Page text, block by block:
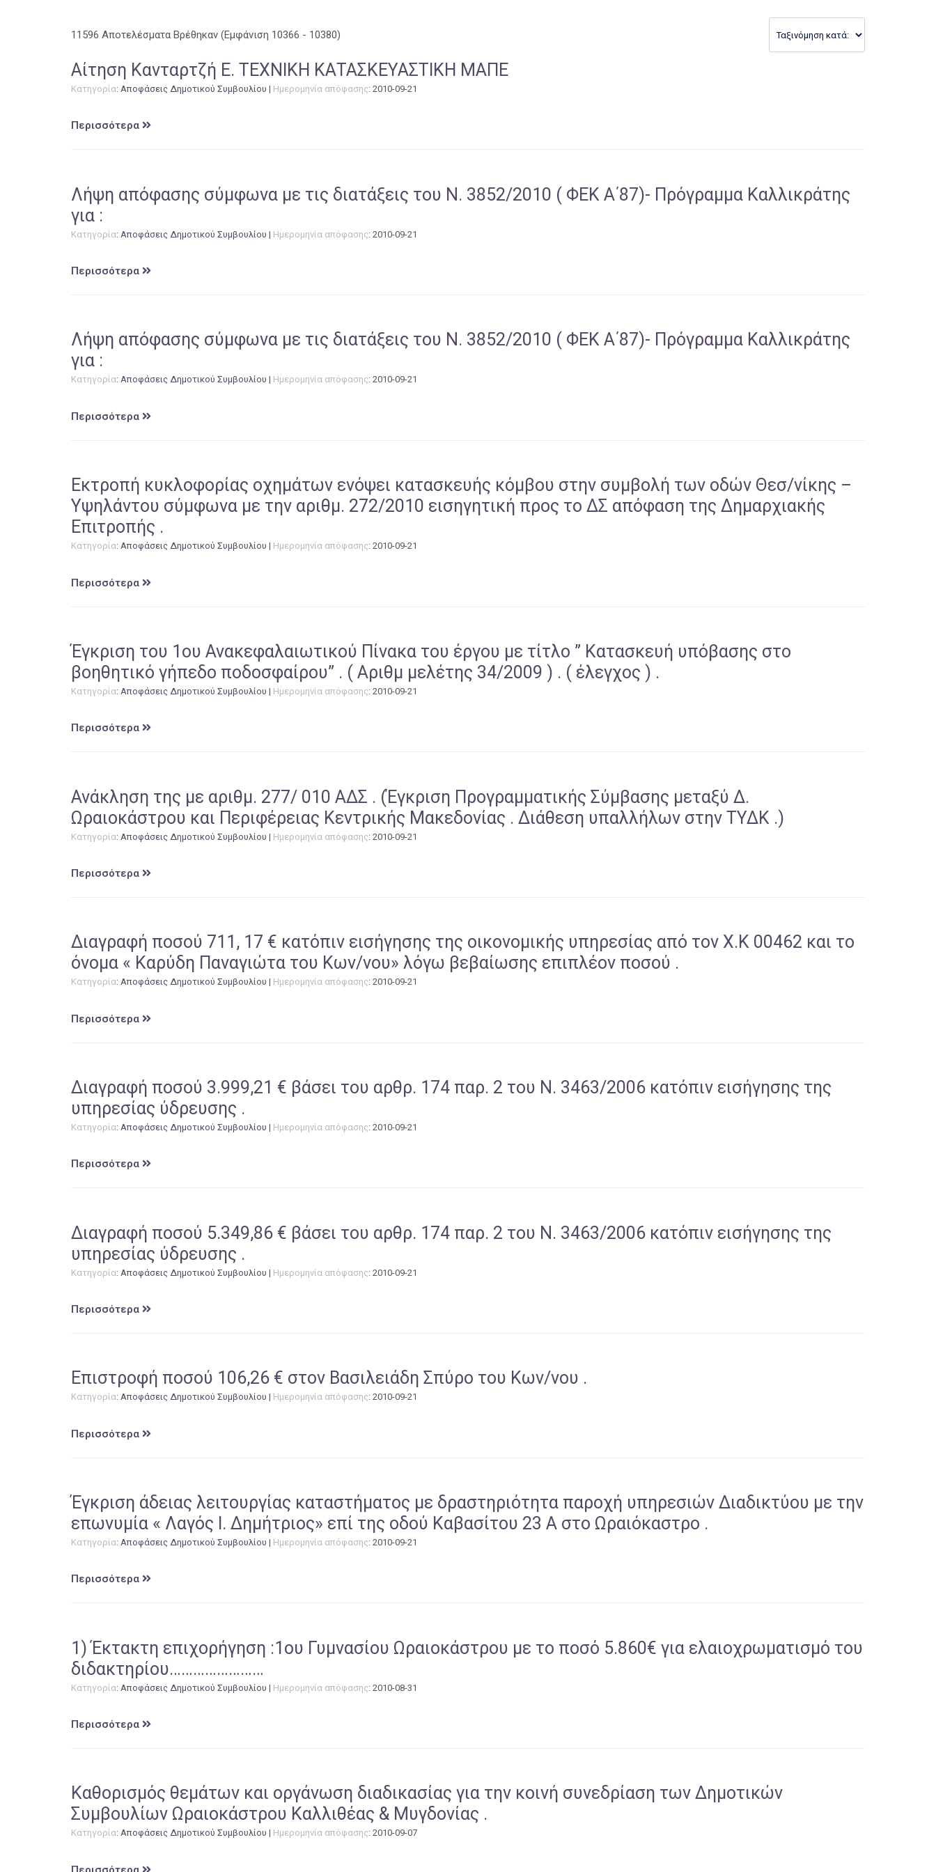
11596 Αποτελέσματα Βρέθηκαν (Εμφάνιση 10366 - 10380)
Αίτηση Κανταρτζή Ε. ΤΕΧΝΙΚΗ ΚΑΤΑΣΚΕΥΑΣΤΙΚΗ ΜΑΠΕ
Κατηγορία: Αποφάσεις Δημοτικού Συμβουλίου | Ημερομηνία απόφασης: 2010-09-21
Περισσότερα
Λήψη απόφασης σύμφωνα με τις διατάξεις του Ν. 3852/2010 ( ΦΕΚ Α΄87)- Πρόγραμμα Καλλικράτης
για :
Κατηγορία: Αποφάσεις Δημοτικού Συμβουλίου | Ημερομηνία απόφασης: 2010-09-21
Περισσότερα
Λήψη απόφασης σύμφωνα με τις διατάξεις του Ν. 3852/2010 ( ΦΕΚ Α΄87)- Πρόγραμμα Καλλικράτης
για :
Κατηγορία: Αποφάσεις Δημοτικού Συμβουλίου | Ημερομηνία απόφασης: 2010-09-21
Περισσότερα
Εκτροπή κυκλοφορίας οχημάτων ενόψει κατασκευής κόμβου στην συμβολή των οδών Θεσ/νίκης –
Υψηλάντου σύμφωνα με την αριθμ. 272/2010 εισηγητική προς το ΔΣ απόφαση της Δημαρχιακής
Επιτροπής .
Κατηγορία: Αποφάσεις Δημοτικού Συμβουλίου | Ημερομηνία απόφασης: 2010-09-21
Περισσότερα
Έγκριση του 1ου Ανακεφαλαιωτικού Πίνακα του έργου με τίτλο ” Κατασκευή υπόβασης στο
βοηθητικό γήπεδο ποδοσφαίρου” . ( Αριθμ μελέτης 34/2009 ) . ( έλεγχος ) .
Κατηγορία: Αποφάσεις Δημοτικού Συμβουλίου | Ημερομηνία απόφασης: 2010-09-21
Περισσότερα
Ανάκληση της με αριθμ. 277/ 010 ΑΔΣ . (Έγκριση Προγραμματικής Σύμβασης μεταξύ Δ.
Ωραιοκάστρου και Περιφέρειας Κεντρικής Μακεδονίας . Διάθεση υπαλλήλων στην ΤΥΔΚ .)
Κατηγορία: Αποφάσεις Δημοτικού Συμβουλίου | Ημερομηνία απόφασης: 2010-09-21
Περισσότερα
Διαγραφή ποσού 711, 17 € κατόπιν εισήγησης της οικονομικής υπηρεσίας από τον Χ.Κ 00462 και το
όνομα « Καρύδη Παναγιώτα του Κων/νου» λόγω βεβαίωσης επιπλέον ποσού .
Κατηγορία: Αποφάσεις Δημοτικού Συμβουλίου | Ημερομηνία απόφασης: 2010-09-21
Περισσότερα
Διαγραφή ποσού 3.999,21 € βάσει του αρθρ. 174 παρ. 2 του Ν. 3463/2006 κατόπιν εισήγησης της
υπηρεσίας ύδρευσης .
Κατηγορία: Αποφάσεις Δημοτικού Συμβουλίου | Ημερομηνία απόφασης: 2010-09-21
Περισσότερα
Διαγραφή ποσού 5.349,86 € βάσει του αρθρ. 174 παρ. 2 του Ν. 3463/2006 κατόπιν εισήγησης της
υπηρεσίας ύδρευσης .
Κατηγορία: Αποφάσεις Δημοτικού Συμβουλίου | Ημερομηνία απόφασης: 2010-09-21
Περισσότερα
Επιστροφή ποσού 106,26 € στον Βασιλειάδη Σπύρο του Κων/νου .
Κατηγορία: Αποφάσεις Δημοτικού Συμβουλίου | Ημερομηνία απόφασης: 2010-09-21
Περισσότερα
Έγκριση άδειας λειτουργίας καταστήματος με δραστηριότητα παροχή υπηρεσιών Διαδικτύου με την
επωνυμία « Λαγός Ι. Δημήτριος» επί της οδού Καβασίτου 23 Α στο Ωραιόκαστρο .
Κατηγορία: Αποφάσεις Δημοτικού Συμβουλίου | Ημερομηνία απόφασης: 2010-09-21
Περισσότερα
1) Έκτακτη επιχορήγηση :1ου Γυμνασίου Ωραιοκάστρου με το ποσό 5.860€ για ελαιοχρωματισμό του
διδακτηρίου……………………
Κατηγορία: Αποφάσεις Δημοτικού Συμβουλίου | Ημερομηνία απόφασης: 2010-08-31
Περισσότερα
Καθορισμός θεμάτων και οργάνωση διαδικασίας για την κοινή συνεδρίαση των Δημοτικών
Συμβουλίων Ωραιοκάστρου Καλλιθέας & Μυγδονίας .
Κατηγορία: Αποφάσεις Δημοτικού Συμβουλίου | Ημερομηνία απόφασης: 2010-09-07